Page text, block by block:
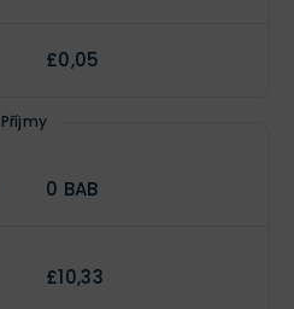
£0,05
Příjmy
0 BAB
£10,33